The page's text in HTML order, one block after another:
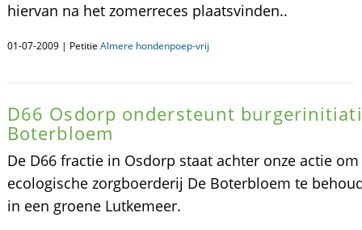
hiervan na het zomerreces plaatsvinden..
01-07-2009 | Petitie Almere hondenpoep-vrij
D66 Osdorp ondersteunt
Boterbloem
De D66 fractie in Osdorp staat achter onze actie om
ecologische zorgboerderij De Boterbloem te
in een groene Lutkemeer.